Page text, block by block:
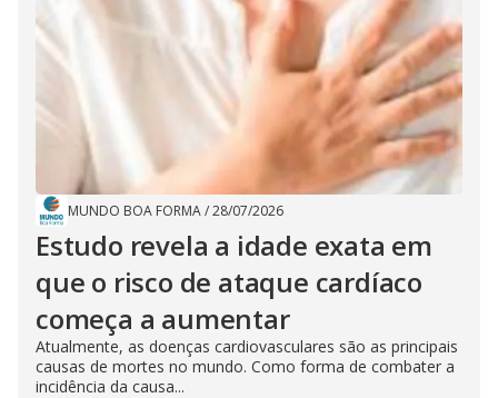
MUNDO BOA FORMA/28/07/2026
Estudo revela a idade exata em
que o risco de ataque cardíaco
começa a aumentar
Atualmente, as doenças cardiovasculares são as principais
causas de mortes no mundo. Como forma de combater a
incidência da causa...